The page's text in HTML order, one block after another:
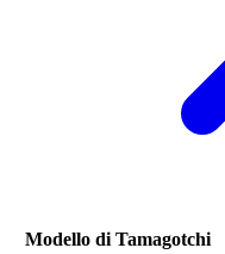
Modello di Tamagotchi